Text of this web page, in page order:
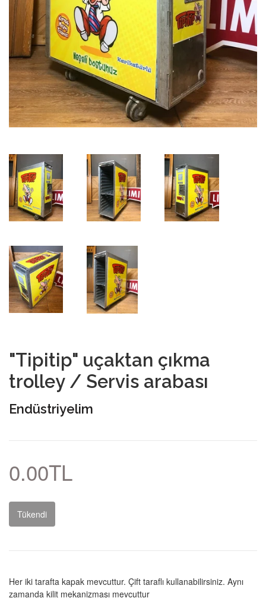
"Tipitip" uçaktan çıkma
trolley / Servis arabası
Endüstriyelim
0.00TL
Tükendi
Her iki tarafta kapak mevcuttur. Çift taraflı kullanabilirsiniz. Aynı
zamanda kilit mekanizması mevcuttur